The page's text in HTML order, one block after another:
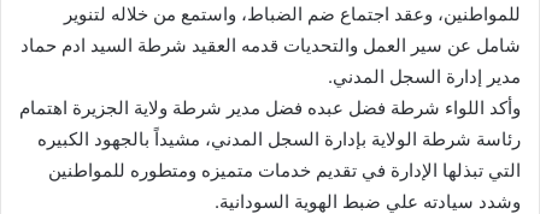
للمواطنين، وعقد اجتماع ضم الضباط، واستمع من خلاله لتنوير
شامل عن سير العمل والتحديات قدمه العقيد شرطة السيد ادم حماد
مدير إدارة السجل المدني.
وأكد اللواء شرطة فضل عبده فضل مدير شرطة ولاية الجزيرة اهتمام
رئاسة شرطة الولاية بإدارة السجل المدني، مشيداً بالجهود الكبيره
التي تبذلها الإدارة في تقديم خدمات متميزه ومتطوره للمواطنين
وشدد سيادته علي ضبط الهوية السودانية.